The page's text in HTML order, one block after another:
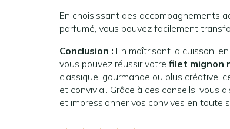
En choisissant des accompagnements
parfumé, vous pouvez facilement
Conclusion : En maîtrisant la cuisson,
vous pouvez réussir votre filet mignon
classique, gourmande ou plus créative,
et convivial. Grâce à ces conseils, vous
et impressionner vos convives en toute